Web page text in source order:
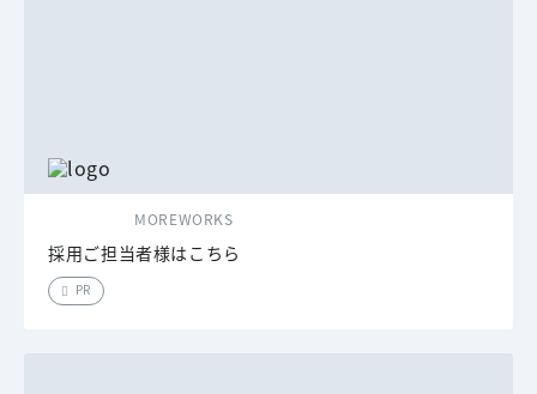
MOREWORKS
採用ご担当者様はこちら
PR